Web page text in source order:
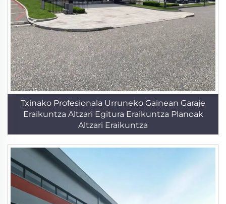
Txinako Profesionala Urruneko Gainean Garaje
Eraikuntza Altzari Egitura Eraikuntza Planoak
Altzari Eraikuntza